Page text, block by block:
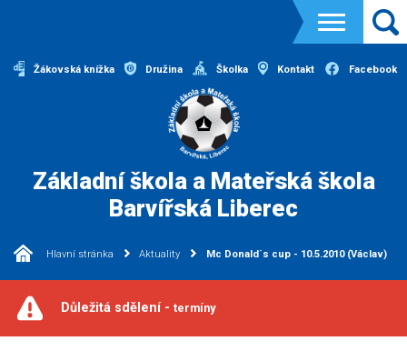
Žákovská knížka Družina Školka Kontakt Facebook
Základní škola a Mateřská škola
Barvířská Liberec
Hlavní stránka Aktuality Mc Donald´s cup - 10.5.2010 (Václav)
Důležitá sdělení - termíny